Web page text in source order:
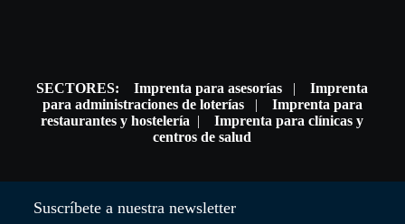
SECTORES: Imprenta para asesorías |Imprenta
para administraciones de loterías| Imprenta para
restaurantes y hostelería |Imprenta para clínicas y
centros de salud
Suscríbete a nuestra newsletter